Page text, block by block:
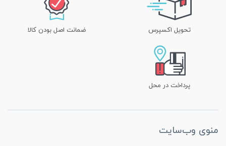
تحویل اکسپرس ضمانت اصل بودن کالا
پرداخت در محل
منوی وب‌سایت